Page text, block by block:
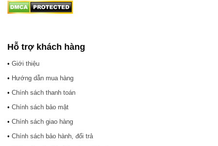
Hỗ trợ khách hàng
• Giới thiệu
• Hướng dẫn mua hàng
• Chính sách thanh toán
• Chính sách bảo mật
• Chính sách giao hàng
• Chính sách bảo hành, đổi trả